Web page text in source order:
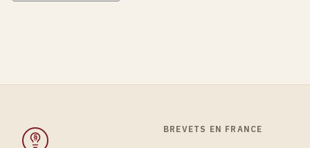
§
BREVETS EN FRANCE